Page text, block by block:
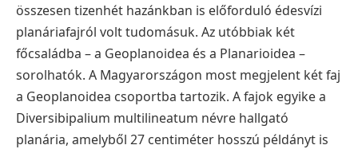
összesen tizenhét hazánkban is előforduló édesvízi
planáriafajról volt tudomásuk. Az utóbbiak két
főcsaládba – a Geoplanoidea és a Planarioidea –
sorolhatók. A Magyarországon most megjelent két faj
a Geoplanoidea csoportba tartozik. A fajok egyike a
Diversibipalium multilineatum névre hallgató
planária, amelyből 27 centiméter hosszú példányt is